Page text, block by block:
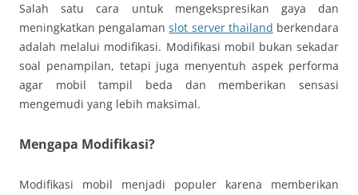
Salah satu cara untuk mengekspresikan gaya dan
meningkatkan pengalamanslot server thailand berkendara
adalah melalui modifikasi. Modifikasi mobil bukan sekadar
soal penampilan, tetapi juga menyentuh aspek performa
agar mobil tampil beda dan memberikan sensasi
mengemudi yang lebih maksimal.
Mengapa Modifikasi?
Modifikasi mobil menjadi populer karena memberikan